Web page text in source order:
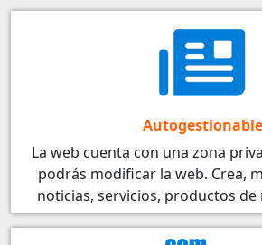
Autogestionable
La web cuenta con una zona
podrás modificar la web. Crea,
noticias, servicios, productos de